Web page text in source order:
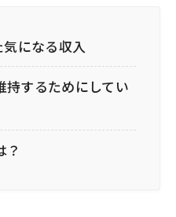
になる収入
持するためにしてい
？